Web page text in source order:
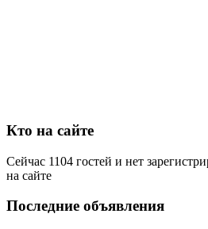
Кто на сайте
Сейчас 1104 гостей и нет
на сайте
Последние объявления